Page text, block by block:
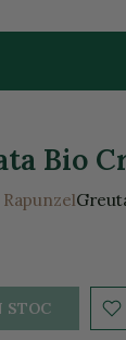
Bio
Rapunzel
STOC